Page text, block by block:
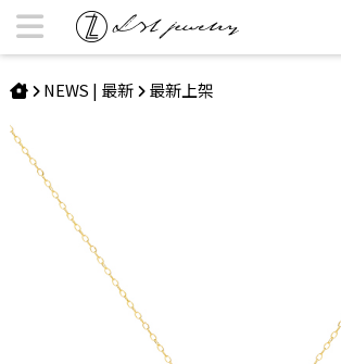
ODETTE | V形微笑項鍊 | LZL Jewelry 輕珠
NEWS | 最新 最新上架